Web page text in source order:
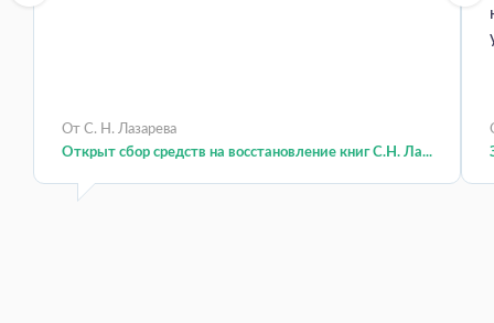
От С. Н. Лазарева
Открыт сбор средств на восстановление книг С.Н. Ла...